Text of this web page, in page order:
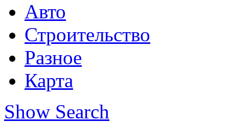
Авто
Строительство
Разное
Карта
Show Search